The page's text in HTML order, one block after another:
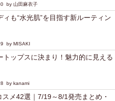
by 山田麻衣子
も“水光肌”を目指す新ルーティン
by MISAKI
トップスに決まり！魅力的に見える
by kanami
スメ42選｜7/19～8/1発売まとめ・